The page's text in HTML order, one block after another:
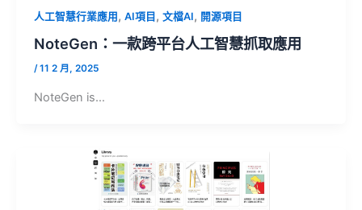
人工智慧行業應用, AI項目, 文檔AI, 開源項目
NoteGen：一款跨平台人工智慧抓取應用
/11 2 月, 2025
NoteGen is…